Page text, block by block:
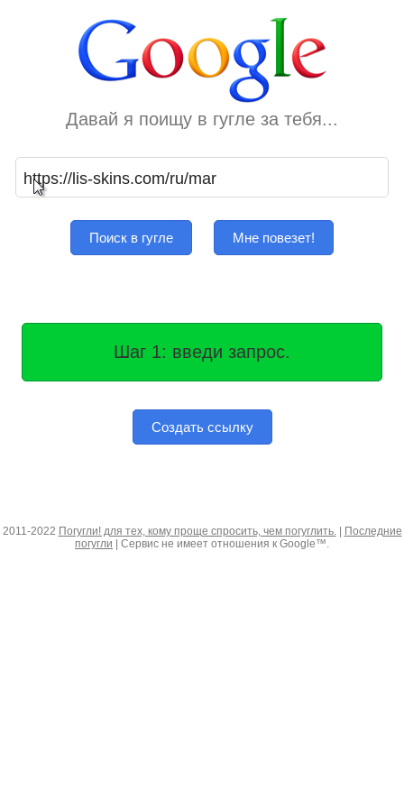
Давай я поищу в гугле за тебя...
Поиск в гугле Мне повезет!
Шаг 1: введи запрос.
Создать ссылку
2011-2022 Погугли! для тех, кому проще спросить, чем погуглить.|
Последние
погугли | Сервис не имеет отношения к Google™.